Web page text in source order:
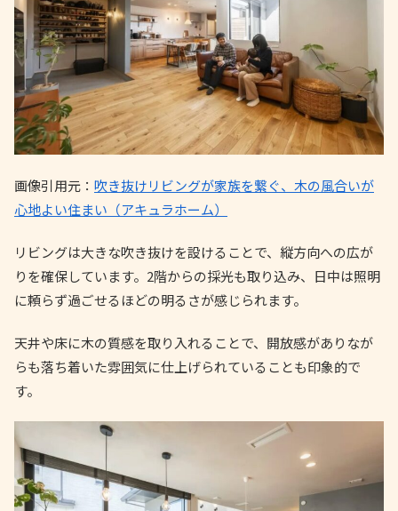
画像引用元： 吹き抜けリビングが家族を繋ぐ、木の風合いが
心地よい住まい（アキュラホーム）
リビングは大きな吹き抜けを設けることで、縦方向への広が
りを確保しています。2階からの採光も取り込み、日中は照明
に頼らず過ごせるほどの明るさが感じられます。
天井や床に木の質感を取り入れることで、開放感がありなが
らも落ち着いた雰囲気に仕上げられていることも印象的で
す。